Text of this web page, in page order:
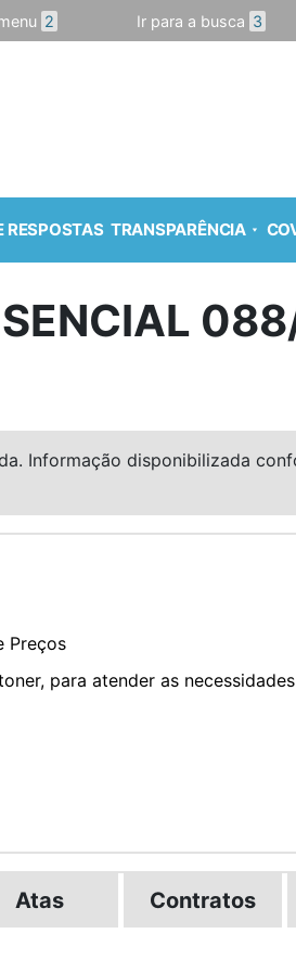
2 Ir para a busca 3
RESPOSTAS TRANSPARÊNCIA
Informação disponibilizada
Preços
para atender as
Atas Contratos